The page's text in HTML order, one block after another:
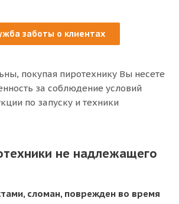
заботы о клиентах
покупая пиротехнику Вы несете
за соблюдение условий
по запуску и техники
не надлежащего
сломан, поврежден во время